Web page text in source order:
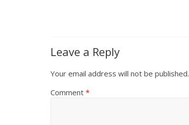
Leave a Reply
Your email address will not be published.
Comment *